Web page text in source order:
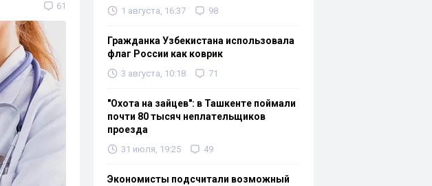
61 1 августа, 16:37 98
Гражданка Узбекистана использовала
флаг России как коврик
3 августа, 10:18 71
"Охота на зайцев": в Ташкенте поймали
почти 80 тысяч неплательщиков
проезда
31 июля, 19:25 49
Экономисты подсчитали возможный